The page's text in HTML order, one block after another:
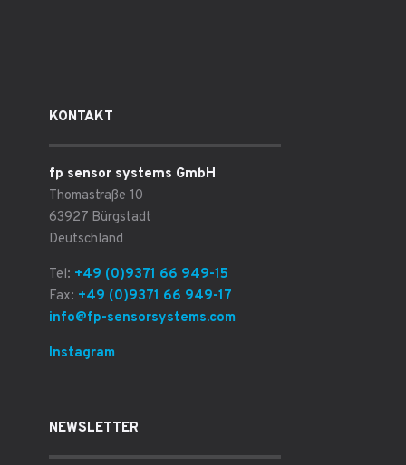
KONTAKT
fp sensor systems GmbH
Thomastraße 10
63927 Bürgstadt
Deutschland
Tel: +49 (0)9371 66 949-15
Fax: +49 (0)9371 66 949-17
info@fp-sensorsystems.com
Instagram
NEWSLETTER